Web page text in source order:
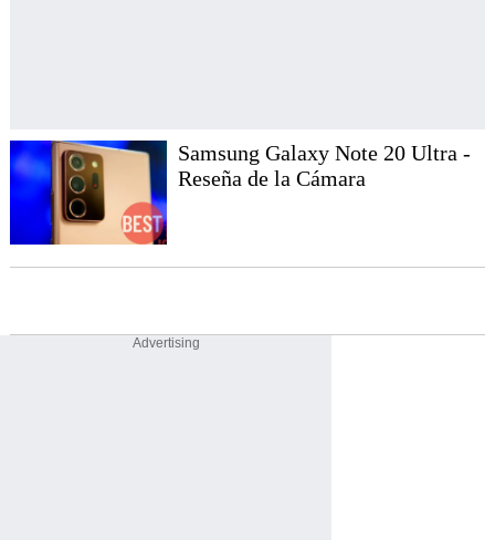
Samsung Galaxy Note 20 Ultra -
Reseña de la Cámara
Advertising